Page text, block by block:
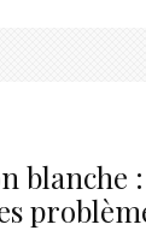
blanche